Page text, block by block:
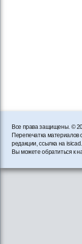
Все права защищены. ©
Перепечатка материалов
редакции, ссылка на
Вы можете обратиться к